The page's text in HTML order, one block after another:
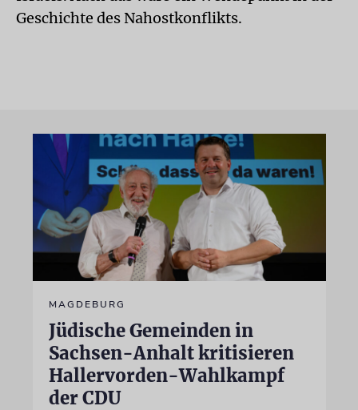
Geschichte des Nahostkonflikts.
MAGDEBURG
Jüdische Gemeinden in
Sachsen-Anhalt kritisieren
Hallervorden-Wahlkampf
der CDU